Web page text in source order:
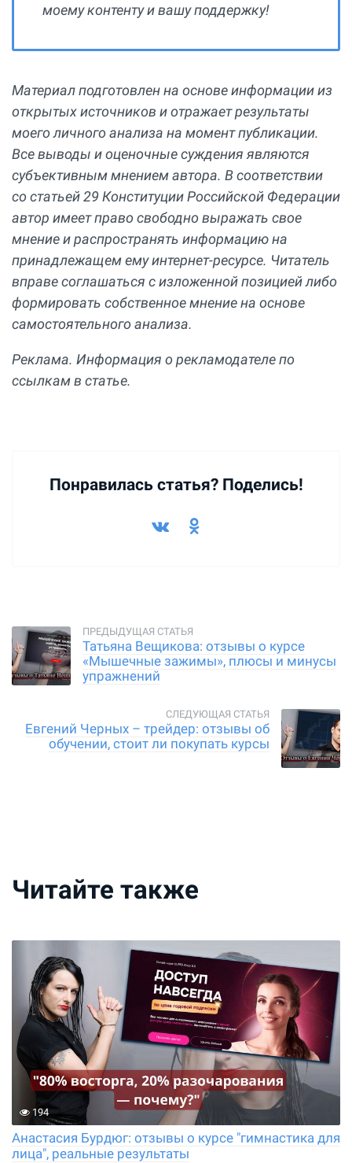
моему контенту и вашу поддержку!
Материал подготовлен на основе информации из
открытых источников и отражает результаты
моего личного анализа на момент публикации.
Все выводы и оценочные суждения являются
субъективным мнением автора. В соответствии
со статьей 29 Конституции Российской Федерации
автор имеет право свободно выражать свое
мнение и распространять информацию на
принадлежащем ему интернет-ресурсе. Читатель
вправе соглашаться с изложенной позицией либо
формировать собственное мнение на основе
самостоятельного анализа.
Реклама. Информация о рекламодателе по
ссылкам в статье.
Понравилась статья? Поделись!
Татьяна Вещикова: отзывы о курсе
«Мышечные зажимы», плюсы и минусы
упражнений
Евгений Черных – трейдер: отзывы об
обучении, стоит ли покупать курсы
Читайте также
194
Анастасия Бурдюг: отзывы о курсе "гимнастика для
лица", реальные результаты